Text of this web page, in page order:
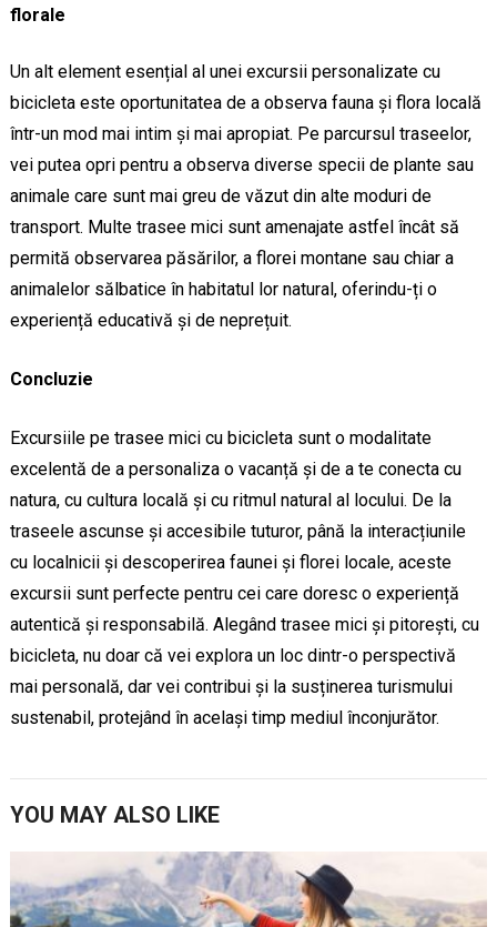
florale
Un alt element esențial al unei excursii personalizate cu
bicicleta este oportunitatea de a observa fauna și flora locală
într-un mod mai intim și mai apropiat. Pe parcursul traseelor,
vei putea opri pentru a observa diverse specii de plante sau
animale care sunt mai greu de văzut din alte moduri de
transport. Multe trasee mici sunt amenajate astfel încât să
permită observarea păsărilor, a florei montane sau chiar a
animalelor sălbatice în habitatul lor natural, oferindu-ți o
experiență educativă și de neprețuit.
Concluzie
Excursiile pe trasee mici cu bicicleta sunt o modalitate
excelentă de a personaliza o vacanță și de a te conecta cu
natura, cu cultura locală și cu ritmul natural al locului. De la
traseele ascunse și accesibile tuturor, până la interacțiunile
cu localnicii și descoperirea faunei și florei locale, aceste
excursii sunt perfecte pentru cei care doresc o experiență
autentică și responsabilă. Alegând trasee mici și pitorești, cu
bicicleta, nu doar că vei explora un loc dintr-o perspectivă
mai personală, dar vei contribui și la susținerea turismului
sustenabil, protejând în același timp mediul înconjurător.
YOU MAY ALSO LIKE